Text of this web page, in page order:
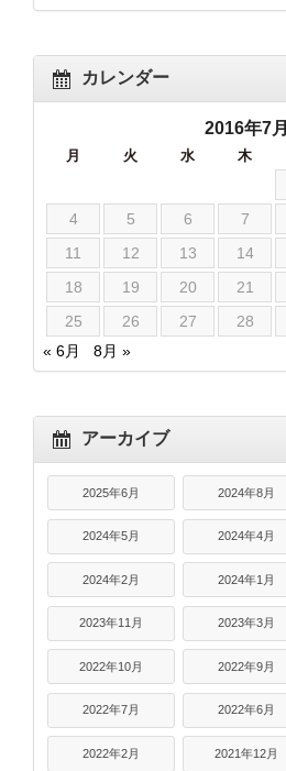
カレンダー
2016年7月
月 火 水 木
4
5 6 7
11
12 13 14
18
19 20 21
25
26 27 28
« 6月
8月 »
アーカイブ
2025年6月 2024年8月
2024年5月 2024年4月
2024年2月 2024年1月
2023年11月 2023年3月
2022年10月 2022年9月
2022年7月 2022年6月
2022年2月 2021年12月